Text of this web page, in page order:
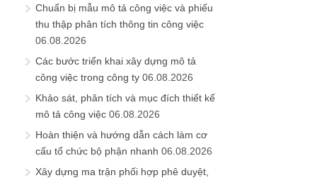
Chuẩn bị mẫu mô tả công việc và phiếu
thu thập phân tích thông tin công việc
06.08.2026
Các bước triển khai xây dựng mô tả
công việc trong công ty 06.08.2026
Khảo sát, phân tích và mục đích thiết kế
mô tả công việc 06.08.2026
Hoàn thiện và hướng dẫn cách làm cơ
cấu tổ chức bộ phận nhanh 06.08.2026
Xây dựng ma trận phối hợp phê duyệt,